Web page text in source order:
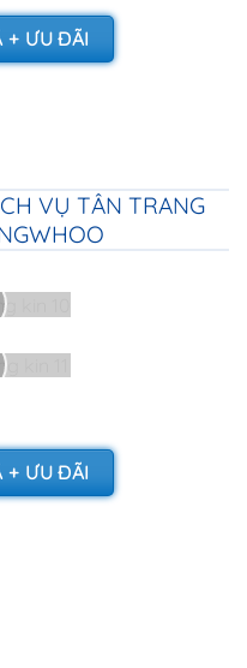
+ ƯU ĐÃI
VỤ TÂN TRANG
+ ƯU ĐÃI